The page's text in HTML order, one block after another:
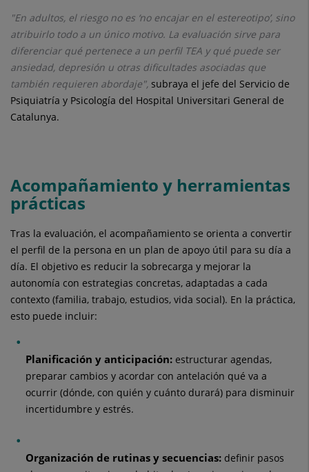
"En adultos, el riesgo no es ‘no encajar en el estereotipo’, sino
atribuirlo todo a un único motivo. La evaluación sirve para
diferenciar qué pertenece a un perfil TEA y qué puede ser
ansiedad, depresión u otras dificultades asociadas que
también requieren abordaje", subraya el jefe del Servicio de
Psiquiatría y Psicología del Hospital Universitari General de
Catalunya.
Acompañamiento y herramientas
prácticas
Tras la evaluación, el acompañamiento se orienta a convertir
el perfil de la persona en un plan de apoyo útil para su día a
día. El objetivo es reducir la sobrecarga y mejorar la
autonomía con estrategias concretas, adaptadas a cada
contexto (familia, trabajo, estudios, vida social). En la práctica,
esto puede incluir:
Planificación y anticipación: estructurar agendas,
preparar cambios y acordar con antelación qué va a
ocurrir (dónde, con quién y cuánto durará) para disminuir
incertidumbre y estrés.
Organización de rutinas y secuencias: definir pasos